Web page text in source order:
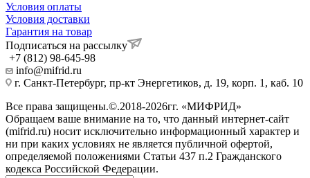
Условия оплаты
Условия доставки
Гарантия на товар
Подписаться на рассылку
+7 (812) 98-645-98
info@mifrid.ru
г. Санкт-Петербург, пр-кт Энергетиков, д. 19, корп. 1, каб. 10
Все права защищены.©.2018-2026гг. «МИФРИД»
Обращаем ваше внимание на то, что данный интернет-сайт
(mifrid.ru) носит исключительно информационный характер и
ни при каких условиях не является публичной офертой,
определяемой положениями Статьи 437 п.2 Гражданского
кодекса Российской Федерации.